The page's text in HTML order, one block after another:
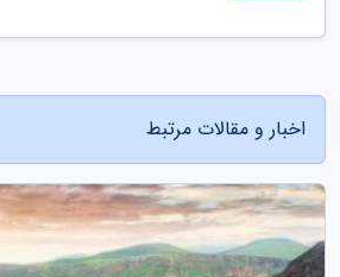
اخبار و مقالات مرتبط